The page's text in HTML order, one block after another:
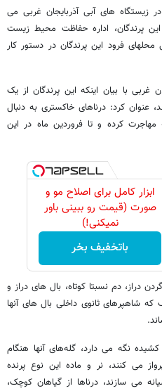
زیستگاه های آبی آذربایجان غربی می
پرندگان، اداره حفاظت محیط زیست
فرود این پرندگان در دستور کار
با بیان اینکه این پرندگان از یک
عنوان کرد: درناهای خاکستری به دنبال
کرده و تا فروردین ماه در این
ابزار کامل برای اصلاح مو و
صورت (قیمت رو ببینی باور
نمیکنی!)
باتخفیف بخر
دراز، دم نسبتا کوتاه، بال های دراز و
شاهپرهای ثانوی داخلی بال های آنها
نگه می ‌دارد، گله‌های آنها هنگام
می‌ کنند، نر و ماده این نوع پرنده
می ‌سازند، درناها از گیاهان کوچک،